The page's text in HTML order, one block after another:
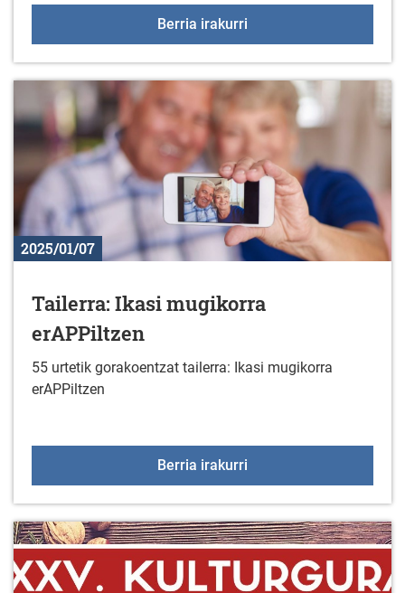
Berria irakurri
2025/01/07
Tailerra: Ikasi mugikorra
erAPPiltzen
55 urtetik gorakoentzat tailerra: Ikasi mugikorra
erAPPiltzen
Berria irakurri